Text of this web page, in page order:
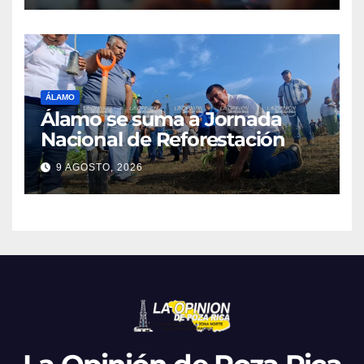
ÁLAMO
Álamo se suma a Jornada
Nacional de Reforestación
9 AGOSTO, 2026